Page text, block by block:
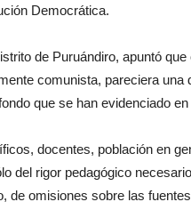
Democrática.
de Puruándiro, apuntó
comunista, pareciera
que se han evidenciado
docentes, población en
del rigor pedagógico
de omisiones sobre las